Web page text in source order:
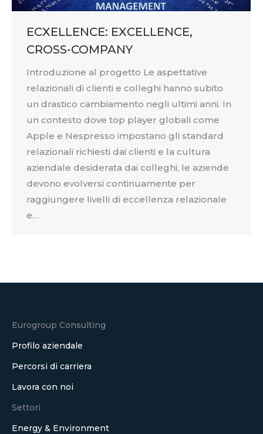
ECXELLENCE: EXCELLENCE,
CROSS-COMPANY
Introduzione al progetto Le aspettative
relazionali di clienti e colleghi hanno subito
un drastico cambiamento negli ultimi anni. In
un contesto dove top player globali come
Apple e Nespresso impostano gli standard
relazionali richiesti dai clienti e la cultura
aziendale desiderata dai colleghi, le aziende
devono evolversi continuamente per
raggiungere livelli di eccellenza relazionale
e…
Eurogroup Consulting
Profilo aziendale
Percorsi di carriera
Lavora con noi
Settori
Energy & Environment